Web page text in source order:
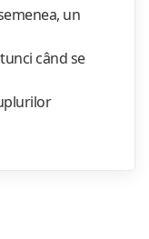
un
când se